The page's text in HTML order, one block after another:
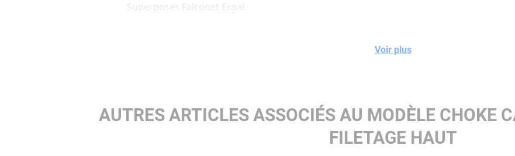
Superposés Falconet Ergal.
Voir plus
AUTRES ARTICLES ASSOCIÉS AU MODÈLE CHOKE
FILETAGE HAUT